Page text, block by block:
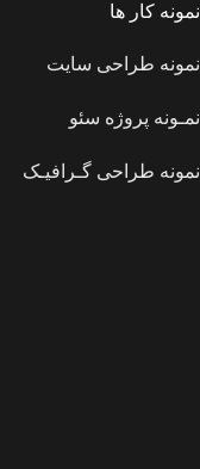
نمونه کار ها
نمونه طراحی سایت
نمـونه پروژه سئو
نمونه طراحی گـرافیـک